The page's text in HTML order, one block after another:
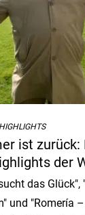
ist zurück:
der
das Glück",
und "Romería